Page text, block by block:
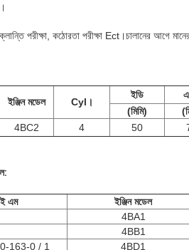
ক্লান্তি পরীক্ষা, কঠোরতা পরীক্ষা Ect।চালানের আগে মানের
ইঞ্জিন মডেল Cyl।
ইডি
(মিমি)
4BC2 4 50
ই এম ইঞ্জিন মডেল
4BA1
4BB1
163-0 / 1 4BD1